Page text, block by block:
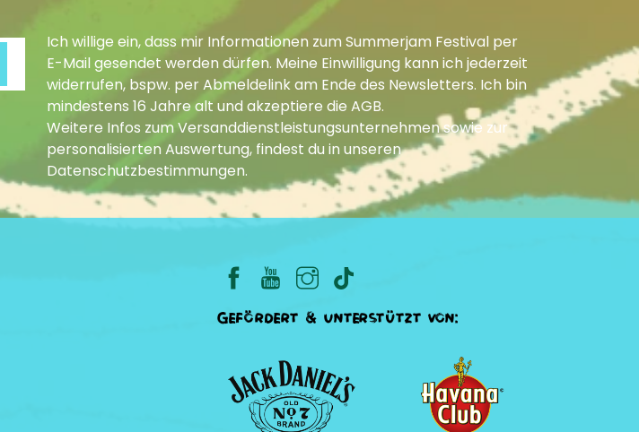
Ich willige ein, dass mir Informationen zum Summerjam Festival per
E-Mail gesendet werden dürfen. Meine Einwilligung kann ich jederzeit
widerrufen, bspw. per Abmeldelink am Ende des Newsletters. Ich bin
mindestens 16 Jahre alt und akzeptiere die AGB.
Weitere Infos zum Versanddienstleistungsunternehmen sowie zur
personalisierten Auswertung, findest du in unseren
Datenschutzbestimmungen.
Gefördert & unterstützt von: